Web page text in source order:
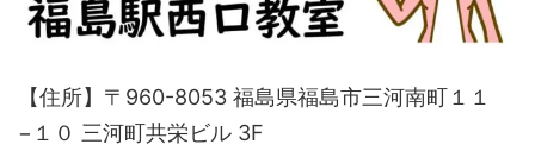
【住所】〒960-8053 福島県福島市三河南町１１
−１０ 三河町共栄ビル 3F